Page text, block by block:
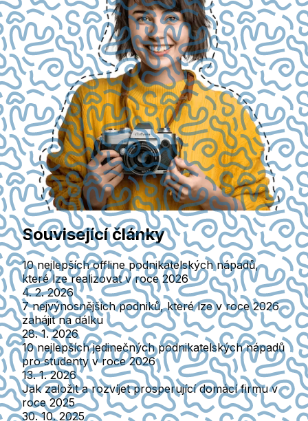
Související články
10 nejlepších offline podnikatelských nápadů,
které lze realizovat v roce 2026
4. 2. 2026
7 nejvýnosnějších podniků, které lze v roce 2026
zahájit na dálku
28. 1. 2026
10 nejlepších jedinečných podnikatelských nápadů
pro studenty v roce 2026
13. 1. 2026
Jak založit a rozvíjet prosperující domácí firmu v
roce 2025
30. 10. 2025